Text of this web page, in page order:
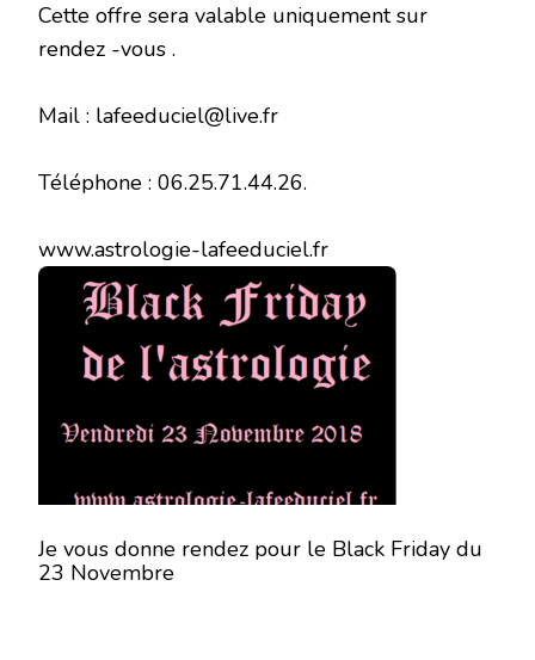
Cette offre sera valable uniquement sur
rendez -vous .
Mail : lafeeduciel@live.fr
Téléphone : 06.25.71.44.26.
www.astrologie-lafeeduciel.fr
Je vous donne rendez pour le Black Friday du
23 Novembre